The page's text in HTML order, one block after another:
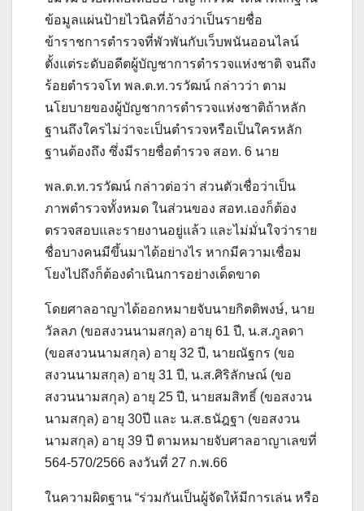
ข้อมูลแผ่นป้ายไวนิลที่อ้างว่าเป็นรายชื่อ
ข้าราชการตำรวจที่พัวพันกับเว็บพนันออนไลน์
ตั้งแต่ระดับอดีตผู้บัญชาการตำรวจแห่งชาติ จนถึง
ร้อยตำรวจโท พล.ต.ท.วรวัฒน์ กล่าวว่า ตาม
นโยบายของผู้บัญชาการตำรวจแห่งชาติถ้าหลัก
ฐานถึงใครไม่ว่าจะเป็นตำรวจหรือเป็นใครหลัก
ฐานต้องถึง ซึ่งมีรายชื่อตำรวจ สอท. 6 นาย
พล.ต.ท.วรวัฒน์ กล่าวต่อว่า ส่วนตัวเชื่อว่าเป็น
ภาพตำรวจทั้งหมด ในส่วนของ สอท.เองก็ต้อง
ตรวจสอบและรายงานอยู่แล้ว และไม่มั่นใจว่าราย
ชื่อบางคนมีขึ้นมาได้อย่างไร หากมีความเชื่อม
โยงไปถึงก็ต้องดำเนินการอย่างเด็ดขาด
โดยศาลอาญาได้ออกหมายจับนายกิตติพงษ์, นาย
วัลลภ (ขอสงวนนามสกุล) อายุ 61 ปี, น.ส.ภูลดา
(ขอสงวนนามสกุล) อายุ 32 ปี, นายณัฐกร (ขอ
สงวนนามสกุล) อายุ 31 ปี, น.ส.ศิริลักษณ์ (ขอ
สงวนนามสกุล) อายุ 25 ปี, นายสมสิทธิ์ (ขอสงวน
นามสกุล) อายุ 30ปี และ น.ส.ธนัฎฐา (ขอสงวน
นามสกุล) อายุ 39 ปี ตามหมายจับศาลอาญาเลขที่
564-570/2566 ลงวันที่ 27 ก.พ.66
ในความผิดฐาน “ร่วมกันเป็นผู้จัดให้มีการเล่น หรือ